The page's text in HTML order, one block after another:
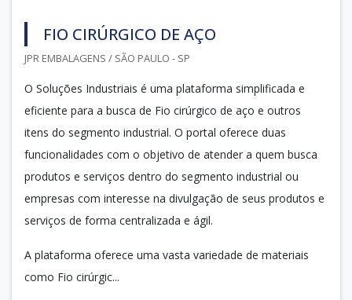
FIO CIRÚRGICO DE AÇO
JPR EMBALAGENS / SÃO PAULO - SP
O Soluções Industriais é uma plataforma simplificada e
eficiente para a busca de Fio cirúrgico de aço e outros
itens do segmento industrial. O portal oferece duas
funcionalidades com o objetivo de atender a quem busca
produtos e serviços dentro do segmento industrial ou
empresas com interesse na divulgação de seus produtos e
serviços de forma centralizada e ágil.
A plataforma oferece uma vasta variedade de materiais
como Fio cirúrgic...